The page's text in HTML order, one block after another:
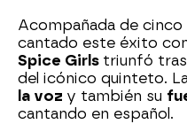
Acompañada de cinco
cantado este éxito
Spice Girls triunfó
del icónico quinteto.
la voz y también su
cantando en español.